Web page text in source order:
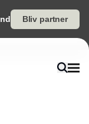
Bliv partner